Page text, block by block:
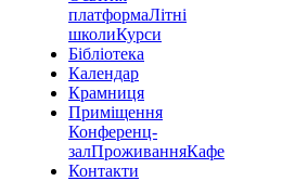
платформаЛітні
школиКурси
Бібліотека
Календар
Крамниця
Приміщення
Конференц-
залПроживанняКафе
Контакти